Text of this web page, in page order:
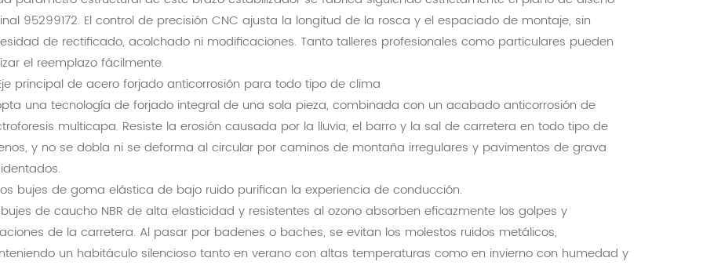
95299172. El control de precisión CNC ajusta la longitud de la rosca y el espaciado de montaje, sin
de rectificado, acolchado ni modificaciones. Tanto talleres profesionales como particulares pueden
el reemplazo fácilmente.
principal de acero forjado anticorrosión para todo tipo de clima
una tecnología de forjado integral de una sola pieza, combinada con un acabado anticorrosión de
multicapa. Resiste la erosión causada por la lluvia, el barro y la sal de carretera en todo tipo de
y no se dobla ni se deforma al circular por caminos de montaña irregulares y pavimentos de grava
bujes de goma elástica de bajo ruido purifican la experiencia de conducción.
bujes de caucho NBR de alta elasticidad y resistentes al ozono absorben eficazmente los golpes y
de la carretera. Al pasar por badenes o baches, se evitan los molestos ruidos metálicos,
un habitáculo silencioso tanto en verano con altas temperaturas como en invierno con humedad y